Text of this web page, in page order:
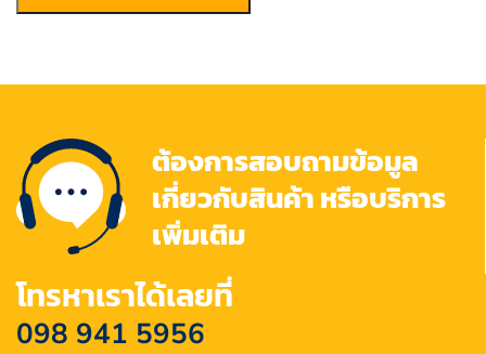
ต้องการสอบถามข้อมูล
เกี่ยวกับสินค้า หรือบริการ
เพิ่มเติม
โทรหาเราได้เลยที่
098 941 5956